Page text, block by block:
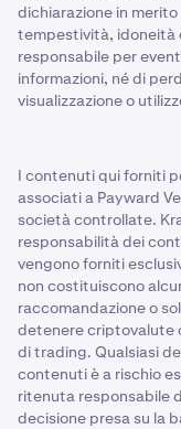
dichiarazione in
tempestività, idoneità
responsabile per
informazioni, né di
visualizzazione o
I contenuti qui forniti
associati a Payward
società controllate.
responsabilità dei
vengono forniti
non costituiscono
raccomandazione o
detenere criptovalute
di trading. Qualsiasi
contenuti è a rischio
ritenuta responsabile
decisione presa su la